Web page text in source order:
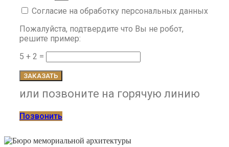
Согласие на обработку персональных данных
Пожалуйста, подтвердите что Вы не робот,
решите пример:
5 + 2 =
ЗАКАЗАТЬ
или позвоните на горячую линию
Позвонить